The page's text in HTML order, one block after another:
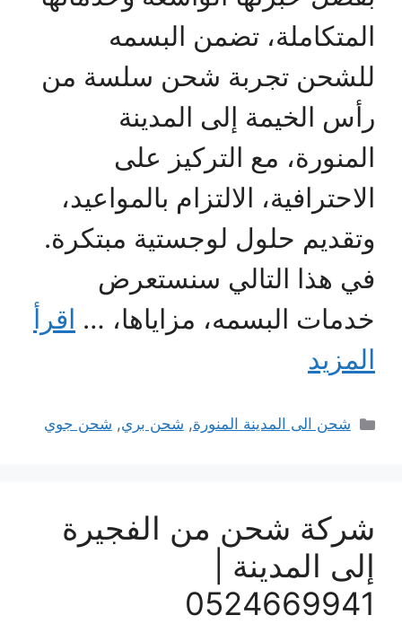
المتكاملة، تضمن البسمه
للشحن تجربة شحن سلسة من
رأس الخيمة إلى المدينة
المنورة، مع التركيز على
الاحترافية، الالتزام بالمواعيد،
وتقديم حلول لوجستية مبتكرة.
في هذا التالي سنستعرض
خدمات البسمه، مزاياها، … اقرأ
المزيد
التصنيفات
شحن الى المدينة المنورة, شحن بري, شحن جوي
شركة شحن من الفجيرة
إلى المدينة |
0524669941